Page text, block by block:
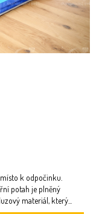
k odpočinku.
potah je plněný
materiál, který